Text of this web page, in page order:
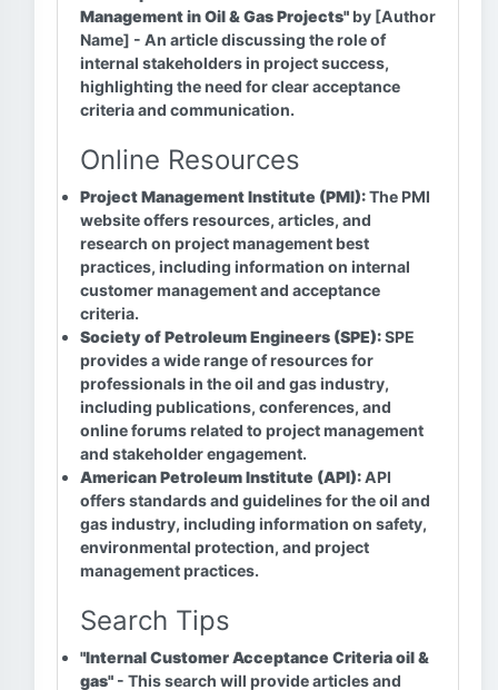
Management in Oil & Gas Projects" by [Author
Name] - An article discussing the role of
internal stakeholders in project success,
highlighting the need for clear acceptance
criteria and communication.
Online Resources
Project Management Institute (PMI):The PMI
website offers resources, articles, and
research on project management best
practices, including information on internal
customer management and acceptance
criteria.
Society of Petroleum Engineers (SPE):SPE
provides a wide range of resources for
professionals in the oil and gas industry,
including publications, conferences, and
online forums related to project management
and stakeholder engagement.
American Petroleum Institute (API):API
offers standards and guidelines for the oil and
gas industry, including information on safety,
environmental protection, and project
management practices.
Search Tips
"Internal Customer Acceptance Criteria oil &
gas" - This search will provide articles and